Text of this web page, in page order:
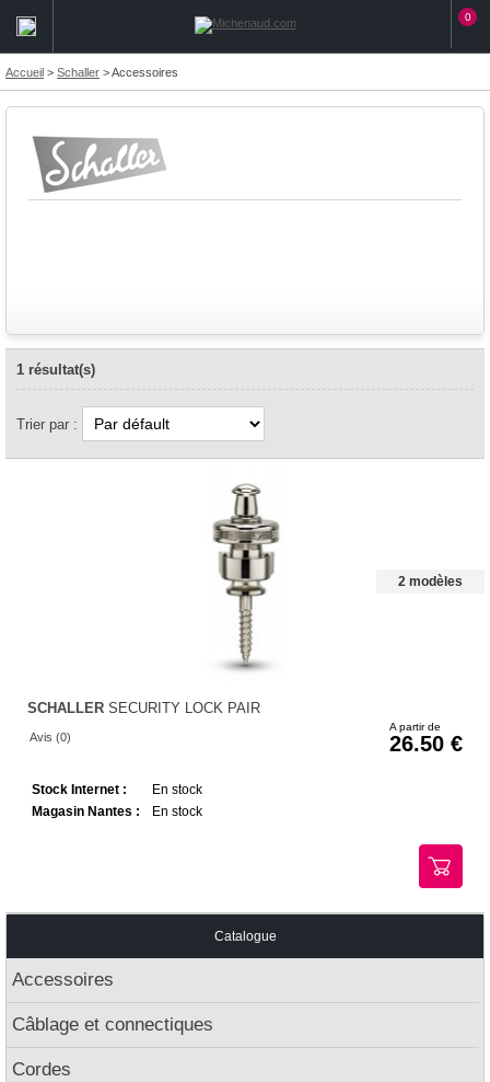
0
Accueil > Schaller >Accessoires
1 résultat(s)
Trier par :
2 modèles
SCHALLER SECURITY LOCK PAIR
Avis (0)
A partir de
26.50
Stock Internet :
En stock
Magasin Nantes :
En stock
Catalogue
Accessoires
Câblage et connectiques
Cordes